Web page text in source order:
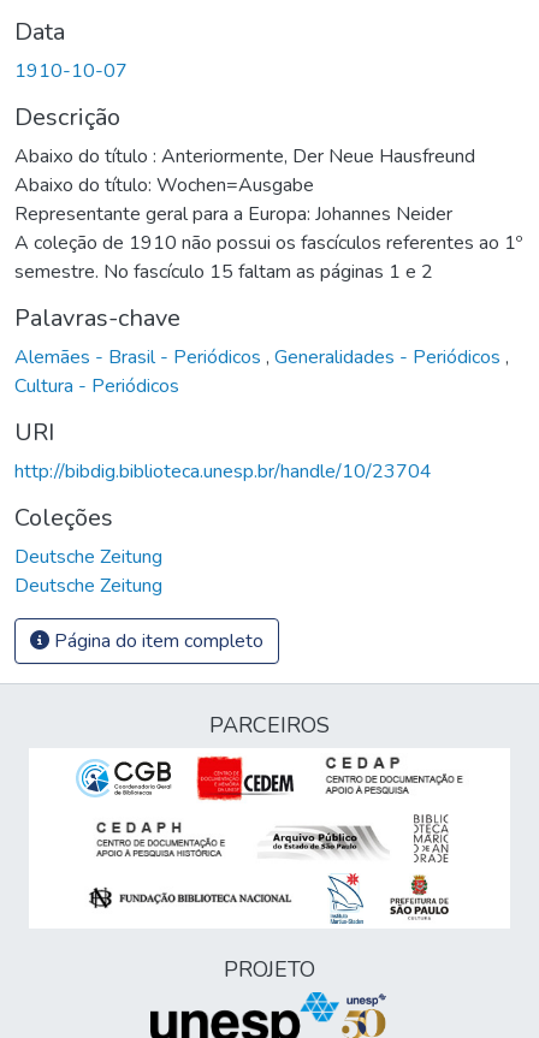
Data
1910-10-07
Descrição
Abaixo do título : Anteriormente, Der Neue Hausfreund
Abaixo do título: Wochen=Ausgabe
Representante geral para a Europa: Johannes Neider
A coleção de 1910 não possui os fascículos referentes ao 1º
semestre. No fascículo 15 faltam as páginas 1 e 2
Palavras-chave
Alemães - Brasil - Periódicos , Generalidades - Periódicos ,
Cultura - Periódicos
URI
http://bibdig.biblioteca.unesp.br/handle/10/23704
Coleções
Deutsche Zeitung
Deutsche Zeitung
Página do item completo
PARCEIROS
PROJETO